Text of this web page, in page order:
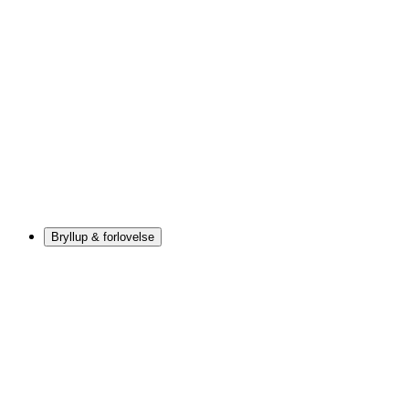
Bryllup & forlovelse